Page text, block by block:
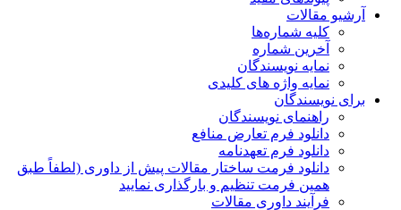
آرشیو مقالات
کلیه شماره‌ها
آخرین شماره
نمایه نویسندگان
نمایه واژه های کلیدی
برای نویسندگان
راهنمای نویسندگان
دانلود فرم تعارض منافع
دانلود فرم تعهدنامه
دانلود فرمت ساختار مقالات پیش از داوری (لطفاً طبق
همین فرمت تنظیم و بارگذاری نمایید
فرآیند داوری مقالات